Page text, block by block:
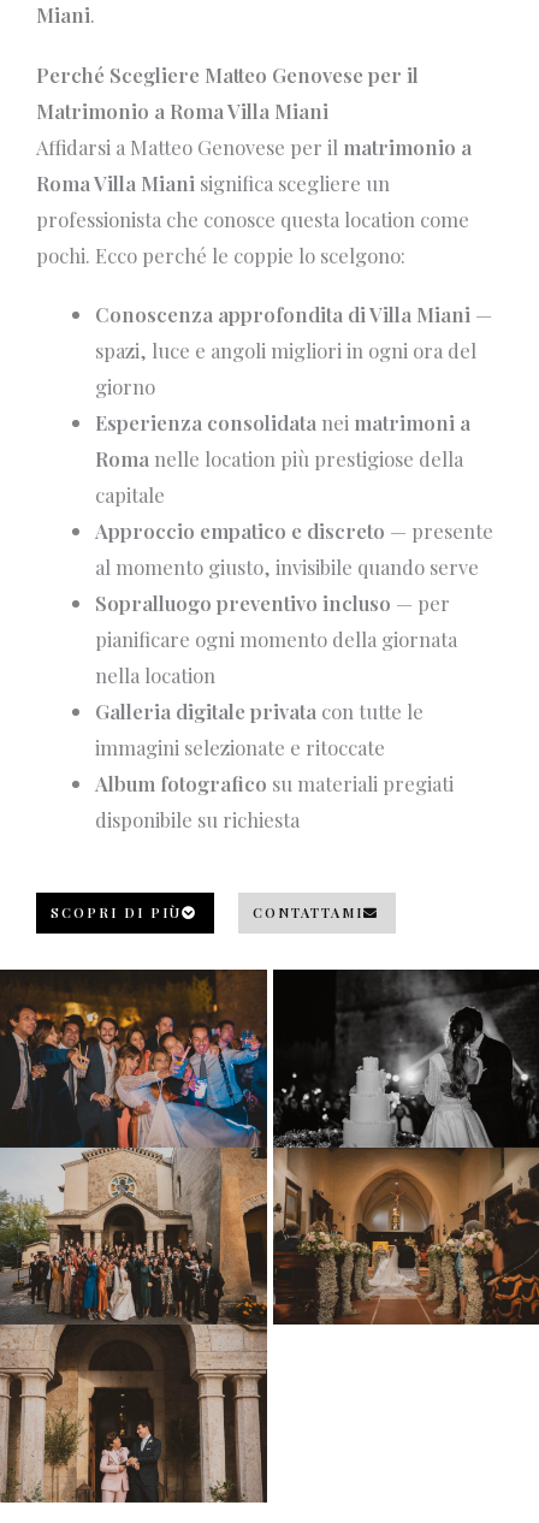
Miani.
Perché Scegliere Matteo Genovese per il
Matrimonio a Roma Villa Miani
Affidarsi a Matteo Genovese per il matrimonio a
Roma Villa Miani significa scegliere un
professionista che conosce questa location come
pochi. Ecco perché le coppie lo scelgono:
Conoscenza approfondita di Villa Miani —
spazi, luce e angoli migliori in ogni ora del
giorno
Esperienza consolidata nei matrimoni a
Roma nelle location più prestigiose della
capitale
Approccio empatico e discreto — presente
al momento giusto, invisibile quando serve
Sopralluogo preventivo incluso — per
pianificare ogni momento della giornata
nella location
Galleria digitale privata con tutte le
immagini selezionate e ritoccate
Album fotografico su materiali pregiati
disponibile su richiesta
SCOPRI DI PIÙ CONTATTAMI